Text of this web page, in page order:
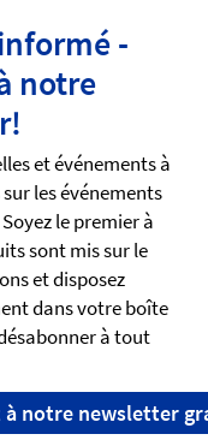
-
notre
et événements à
les événements
le premier à
sont mis sur le
et disposez
dans votre boîte
à tout
à notre newsletter